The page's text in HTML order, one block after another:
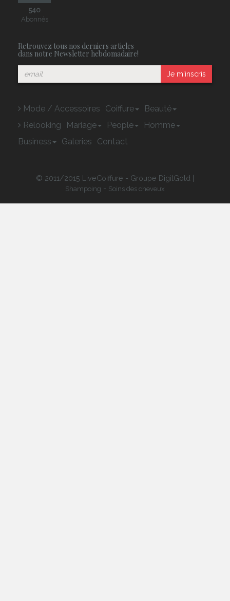
540
Abonnés
Retrouvez tous nos derniers articles
dans notre Newsletter hebdomadaire!
Je m'inscris
Mode / Accessoires Coiffure
Beauté
Relooking
Mariage People
Homme
Business
Galeries Contact
© 2011/2015 LiveCoiffure - Groupe DigitGold |
Shampoing - Soins des cheveux